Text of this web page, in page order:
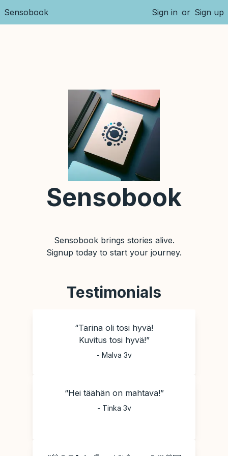
Sensobook Sign in or Sign up
Sensobook
Sensobook brings stories alive.
Signup today to start your journey.
Testimonials
“Tarina oli tosi hyvä!
Kuvitus tosi hyvä!”
- Malva 3v
“Hei täähän on mahtava!”
- Tinka 3v